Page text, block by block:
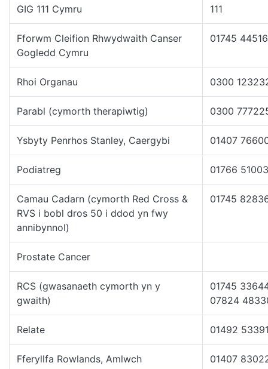
GIG 111 Cymru 111
Fforwm Cleifion Rhwydwaith Canser
Gogledd Cymru
01745
Rhoi Organau 0300
Parabl (cymorth therapiwtig) 0300
Ysbyty Penrhos Stanley, Caergybi 01407
Podiatreg 01766
Camau Cadarn (cymorth Red Cross &
RVS i bobl dros 50 i ddod yn fwy
annibynnol)
01745
Prostate Cancer
RCS (gwasanaeth cymorth yn y
gwaith)
01745
07824
Relate 01492
Fferyllfa Rowlands, Amlwch 01407